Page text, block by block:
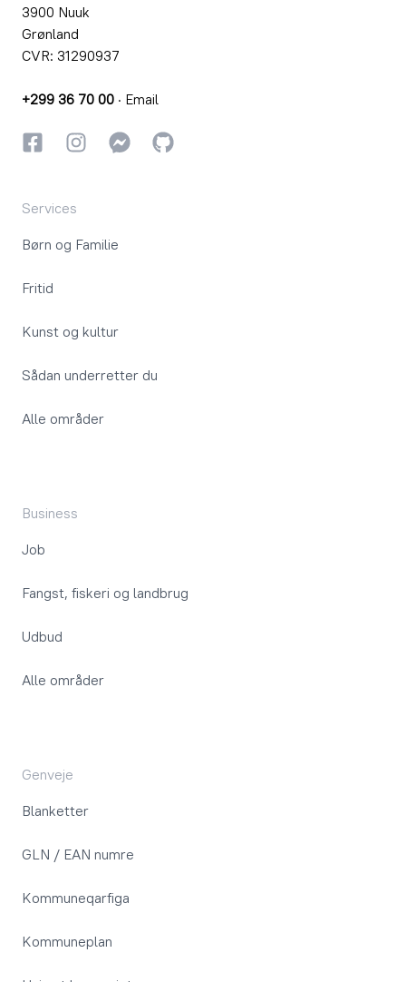
3900 Nuuk
Grønland
CVR: 31290937
+299 36 70 00 · Email
FacebookInstagramInstagram
GitHub
Services
Børn og Familie
Fritid
Kunst og kultur
Sådan underretter du
Alle områder
Business
Job
Fangst, fiskeri og landbrug
Udbud
Alle områder
Genveje
Blanketter
GLN / EAN numre
Kommuneqarfiga
Kommuneplan